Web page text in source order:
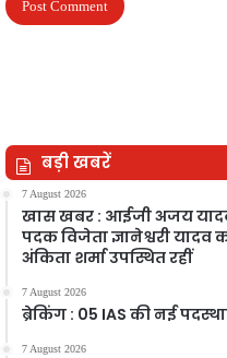
बड़ी खबरें
7 August 2026
खास खबर : आईजी अजय
पदक विजेता ज्ञानेश्वरी
अंकिता शर्मा उपस्थित रहीं
7 August 2026
ब्रेकिंग : 05 IAS की नई
7 August 2026